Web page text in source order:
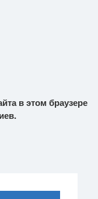
в этом браузере